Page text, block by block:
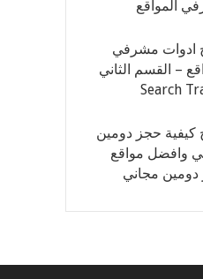
المواقع
ادوات مشرفي
– القسم الثاني
Search
حجز دومين
وافضل مواقع
دومين مجاني